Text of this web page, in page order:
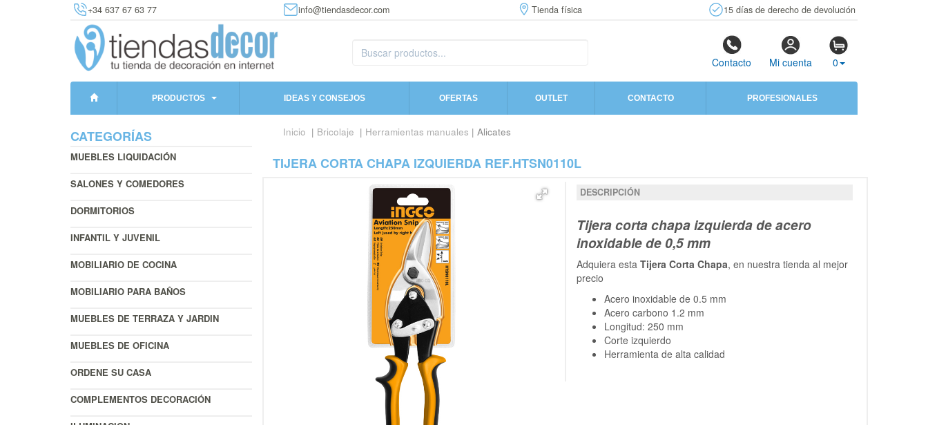
+34 637 67 63 77 info@tiendasdecor.com Tienda física 15 días de derecho de devolución
Contacto Mi cuenta 0
PRODUCTOS IDEAS Y CONSEJOS OFERTAS OUTLET CONTACTO PROFESIONALES
CATEGORÍAS
MUEBLES LIQUIDACIÓN
SALONES Y COMEDORES
DORMITORIOS
INFANTIL Y JUVENIL
MOBILIARIO DE COCINA
MOBILIARIO PARA BAÑOS
MUEBLES DE TERRAZA Y JARDIN
MUEBLES DE OFICINA
ORDENE SU CASA
COMPLEMENTOS DECORACIÓN
Inicio | Bricolaje | Herramientas manuales | Alicates
TIJERA CORTA CHAPA IZQUIERDA REF.HTSN0110L
DESCRIPCIÓN
Tijera corta chapa izquierda de acero
inoxidable de 0,5 mm
Adquiera estaTijera Corta Chapa, en nuestra tienda al mejor
precio
Acero inoxidable de 0.5 mm
Acero carbono 1.2 mm
Longitud: 250 mm
Corte izquierdo
Herramienta de alta calidad